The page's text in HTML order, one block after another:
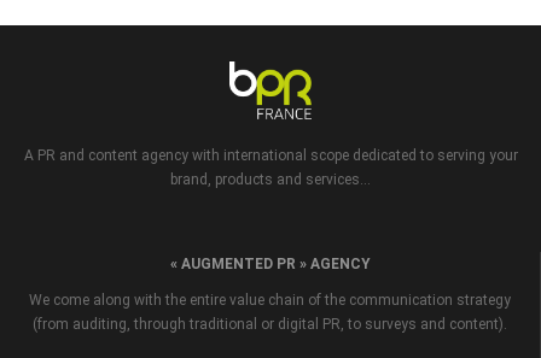
A PR and content agency with international scope dedicated to serving your
brand, products and services...
« AUGMENTED PR » AGENCY
We come along with the entire value chain of the communication strategy
(from auditing, through traditional or digital PR, to surveys and content).